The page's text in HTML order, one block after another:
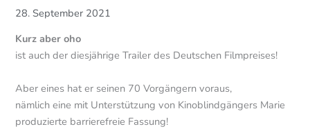
28. September 2021
Kurz aber oho
ist auch der diesjährige Trailer des Deutschen Filmpreises!
Aber eines hat er seinen 70 Vorgängern voraus,
nämlich eine mit Unterstützung von Kinoblindgängers Marie
produzierte barrierefreie Fassung!